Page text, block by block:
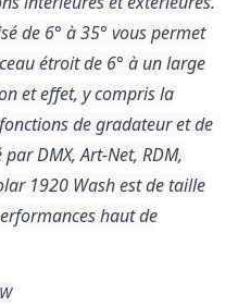
de 6° à 35° vous permet
étroit de 6° à un large
et effet, y compris la
de gradateur et de
DMX, Art-Net, RDM,
1920 Wash est de taille
haut de